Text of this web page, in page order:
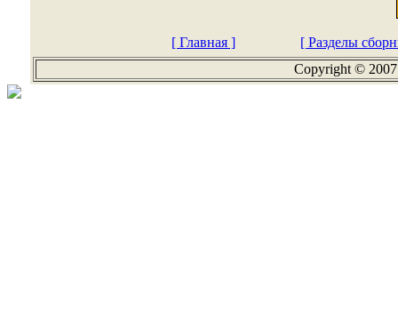
[ Главная ]
[ Разделы
Copyright ©